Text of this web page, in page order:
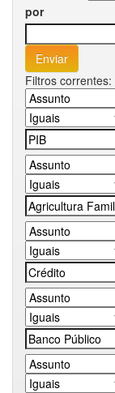
por
Filtros correntes: